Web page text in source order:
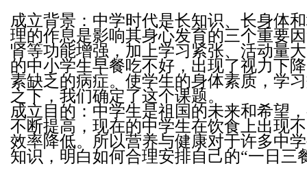
成立背景：中学时代是长知识、长身体
理的作息是影响其身心发育的三个重要
肾等功能增强，加上学习紧张、活动量
的中小学生早餐吃不好，出现了视力下
素缺乏的病症。使学生的身体素质，学
之下，我们确定了这个课题。
成立目的：中学生是祖国的未来和希望
不断提高，现在的中学生在饮食上出现
效率降低。所以营养与健康对于许多中
知识，明白如何合理安排自己的“一日三